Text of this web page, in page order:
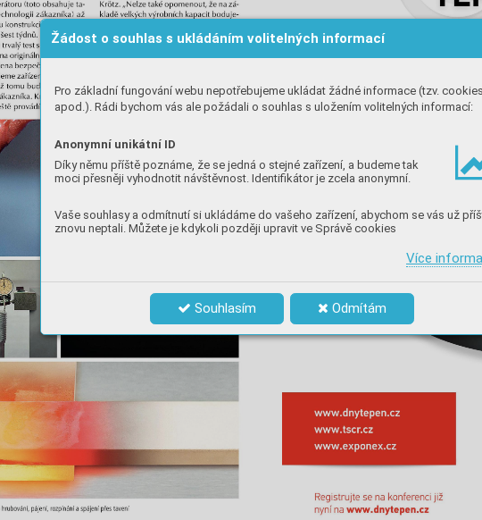
Žádost o souhlas s ukládáním volitelných informací
Pro základní fungování webu nepotřebujeme ukládat žádné informace (tzv.
apod.). Rádi bychom vás ale požádali o souhlas s uložením volitelných informací:
Anonymní unikátní ID
Díky němu příště poznáme, že se jedná o stejné zařízení, a budeme tak
moci přesněji vyhodnotit návštěvnost. Identifikátor je zcela anonymní.
Vaše souhlasy a odmítnutí si ukládáme do vašeho zařízení, abychom se vás už
znovu neptali. Můžete je kdykoli později upravit ve Správě cookies
Více
Souhlasím Odmítám